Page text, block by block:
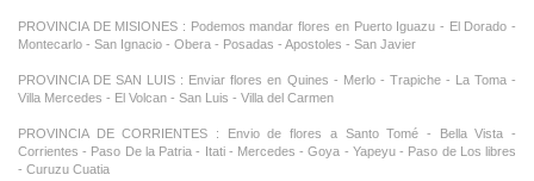
PROVINCIA DE MISIONES : Podemos mandar flores en Puerto Iguazu - El Dorado -
Montecarlo - San Ignacio - Obera - Posadas - Apostoles - San Javier
PROVINCIA DE SAN LUIS : Enviar flores en Quines - Merlo - Trapiche - La Toma -
Villa Mercedes - El Volcan - San Luis - Villa del Carmen
PROVINCIA DE CORRIENTES : Envio de flores a Santo Tomé - Bella Vista -
Corrientes - Paso De la Patria - Itati - Mercedes - Goya - Yapeyu - Paso de Los libres
- Curuzu Cuatia